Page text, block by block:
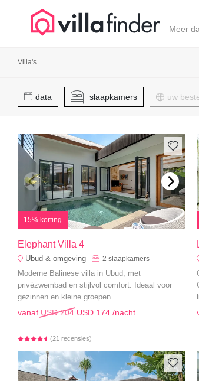
Meer
Villa's
data slaapkamers
15% korting
Elephant Villa 4
Ubud & omgeving 2 slaapkamers
Moderne Balinese villa in Ubud, met
privézwembad en stijlvol comfort. Ideaal voor
gezinnen en kleine groepen.
vanaf USD 204 USD 174 /nacht
(21 recensies)